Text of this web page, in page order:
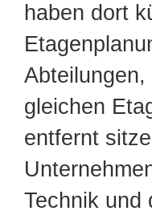
haben dort
gleichen
entfernt
Technik und